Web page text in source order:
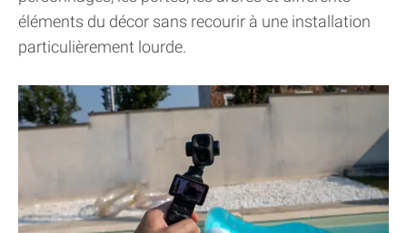
éléments du décor sans recourir à une installation
particulièrement lourde.